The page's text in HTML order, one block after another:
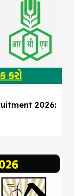
2026: